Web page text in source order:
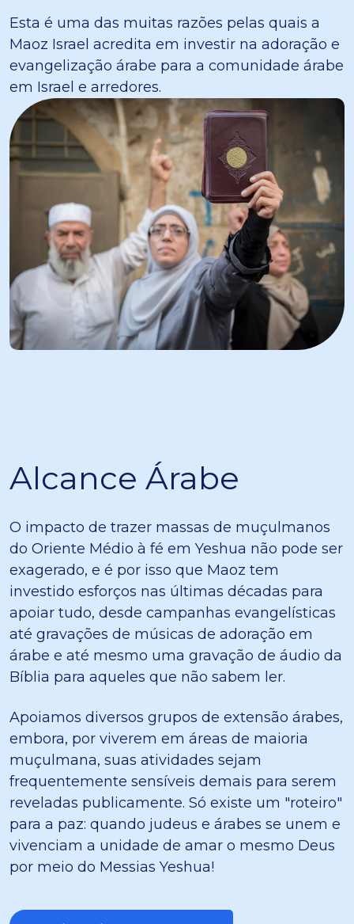
Esta é uma das muitas razões pelas quais a
Maoz Israel acredita em investir na adoração e
evangelização árabe para a comunidade árabe
em Israel e arredores.
Alcance Árabe
O impacto de trazer massas de muçulmanos
do Oriente Médio à fé em Yeshua não pode ser
exagerado, e é por isso que Maoz tem
investido esforços nas últimas décadas para
apoiar tudo, desde campanhas evangelísticas
até gravações de músicas de adoração em
árabe e até mesmo uma gravação de áudio da
Bíblia para aqueles que não sabem ler.
Apoiamos diversos grupos de extensão árabes,
embora, por viverem em áreas de maioria
muçulmana, suas atividades sejam
frequentemente sensíveis demais para serem
reveladas publicamente. Só existe um "roteiro"
para a paz: quando judeus e árabes se unem e
vivenciam a unidade de amar o mesmo Deus
por meio do Messias Yeshua!